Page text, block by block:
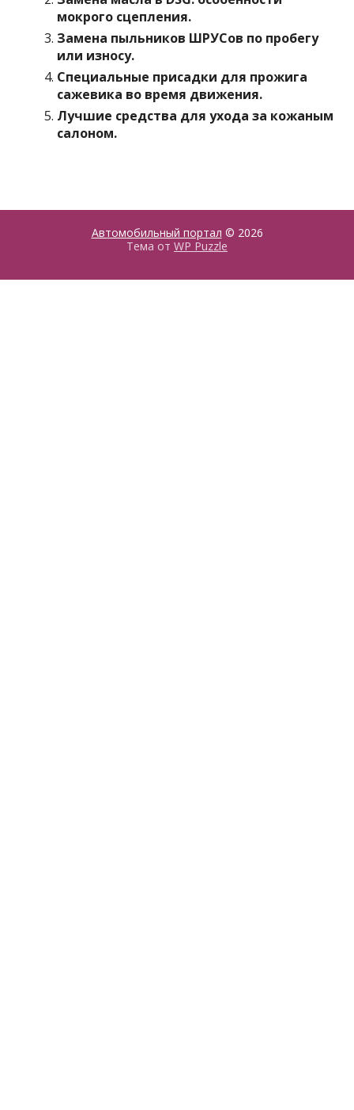
мокрого сцепления.
Замена пыльников ШРУСов по пробегу
или износу.
Специальные присадки для прожига
сажевика во время движения.
Лучшие средства для ухода за кожаным
салоном.
Автомобильный портал © 2026
Тема от WP Puzzle